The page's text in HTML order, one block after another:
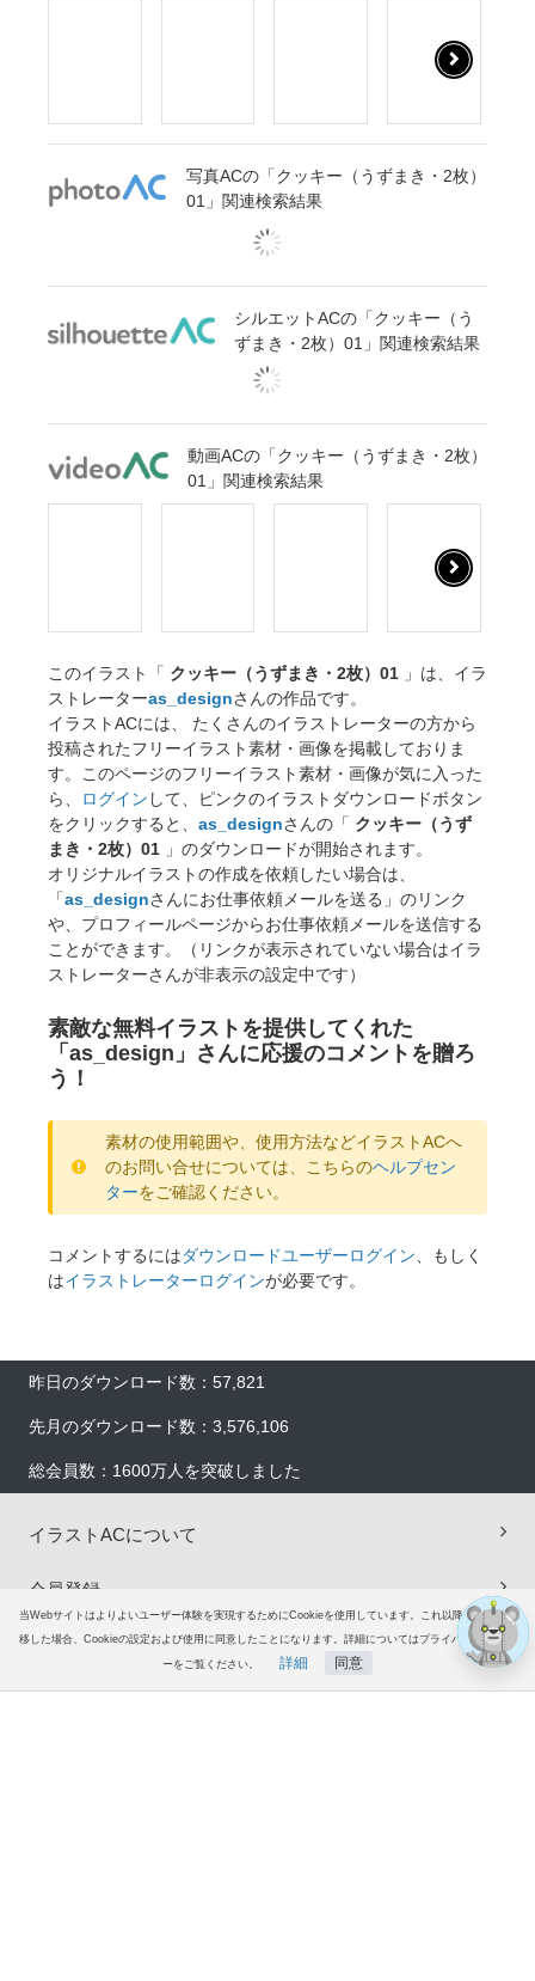
当Webサイトはよりよいユーザー体験を実現するためにCookieを使用しています。これ以降ページを遷
移した場合、Cookieの設定および使用に同意したことになります。詳細についてはプライバシーポリシ
ーをご覧ください。 詳細 同意
写真ACの「クッキー（うずまき・2枚）
01」関連検索結果
シルエットACの「クッキー（う
ずまき・2枚）01」関連検索結果
動画ACの「クッキー（うずまき・2枚）
01」関連検索結果
このイラスト「 クッキー（うずまき・2枚）01 」は、イラ
ストレーターas_designさんの作品です。
イラストACには、 たくさんのイラストレーターの方から
投稿されたフリーイラスト素材・画像を掲載しておりま
す。このページのフリーイラスト素材・画像が気に入った
ら、
ログイン して、ピンクのイラストダウンロードボタン
をクリックすると、 as_designさんの「 クッキー（うず
まき・2枚）01 」のダウンロードが開始されます。
オリジナルイラストの作成を依頼したい場合は、
「as_designさんにお仕事依頼メールを送る」のリンク
や、プロフィールページからお仕事依頼メールを送信する
ことができます。（リンクが表示されていない場合はイラ
ストレーターさんが非表示の設定中です）
素敵な無料イラストを提供してくれた
「as_design」さんに応援のコメントを贈ろ
う！
素材の使用範囲や、使用方法などイラストACへ
のお問い合せについては、こちらのヘルプセン
ターをご確認ください。
コメントするにはダウンロードユーザーログイン 、もしく
はイラストレーターログインが必要です。
昨日のダウンロード数：57,821
先月のダウンロード数：3,576,106
総会員数：1600万人を突破しました
イラストACについて
会員登録
プレミアム会員サービス
ファン登録 コレクション